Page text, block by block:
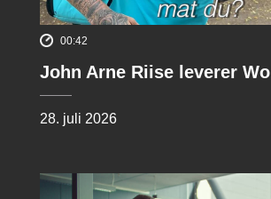
00:42
John Arne Riise leverer
28. juli 2026